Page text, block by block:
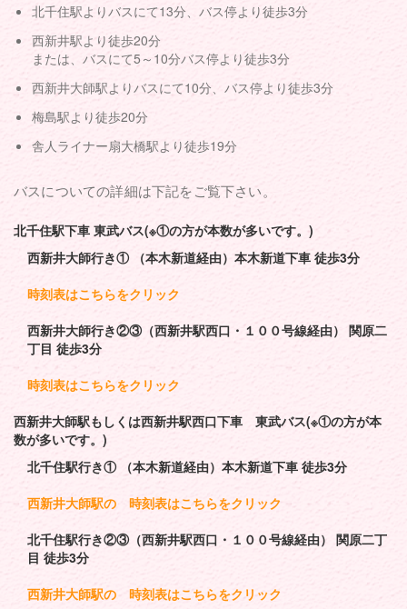
北千住駅よりバスにて13分、バス停より徒歩3分
西新井駅より徒歩20分
または、バスにて5～10分バス停より徒歩3分
西新井大師駅よりバスにて10分、バス停より徒歩3分
梅島駅より徒歩20分
舎人ライナー扇大橋駅より徒歩19分
バスについての詳細は下記をご覧下さい。
北千住駅下車 東武バス(※①の方が本数が多いです。)
西新井大師行き① （本木新道経由）本木新道下車 徒歩3分
時刻表はこちらをクリック
西新井大師行き②③（西新井駅西口・１００号線経由） 関原二
丁目 徒歩3分
時刻表はこちらをクリック
西新井大師駅もしくは西新井駅西口下車 東武バス(※①の方が本
数が多いです。)
北千住駅行き① （本木新道経由）本木新道下車 徒歩3分
西新井大師駅の 時刻表はこちらをクリック
北千住駅行き②③（西新井駅西口・１００号線経由） 関原二丁
目 徒歩3分
西新井大師駅の 時刻表はこちらをクリック